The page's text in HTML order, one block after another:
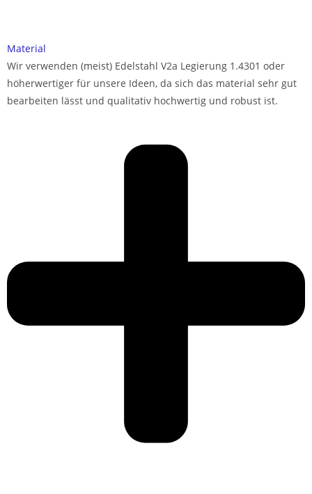
Material
Wir verwenden (meist) Edelstahl V2a Legierung 1.4301 oder
höherwertiger für unsere Ideen, da sich das material sehr gut
bearbeiten lässt und qualitativ hochwertig und robust ist.